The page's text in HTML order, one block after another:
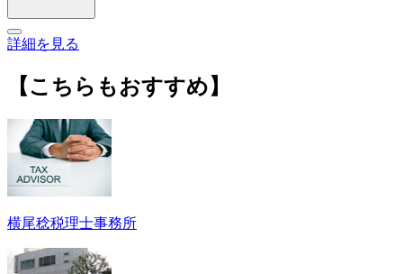
詳細を見る
【こちらもおすすめ】
横尾稔税理士事務所